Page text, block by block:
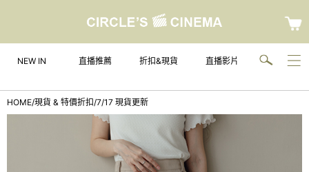
NEW IN 直播推薦 折扣&現貨 直播影片
HOME/現貨 & 特價折扣/7/17 現貨更新